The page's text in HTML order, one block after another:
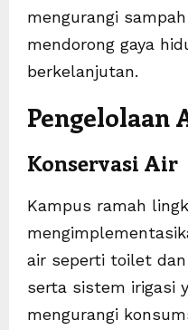
mengurangi
mendorong gaya
berkelanjutan.
Pengelolaan
Konservasi Air
Kampus ramah
air seperti toilet
serta sistem irigasi
mengurangi